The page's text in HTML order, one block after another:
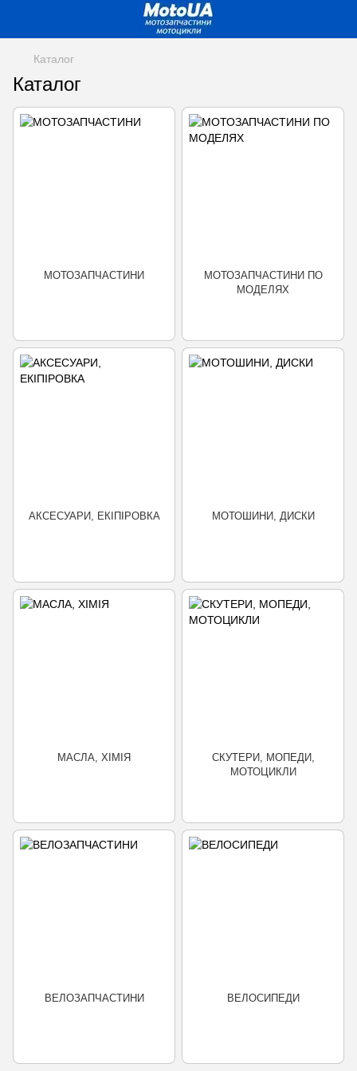
Каталог
Каталог
МОТОЗАПЧАСТИНИ
МОТОЗАПЧАСТИНИ ПО
МОДЕЛЯХ
АКСЕСУАРИ, ЕКІПІРОВКА МОТОШИНИ, ДИСКИ
МАСЛА, ХІМІЯ
СКУТЕРИ, МОПЕДИ,
МОТОЦИКЛИ
ВЕЛОЗАПЧАСТИНИ ВЕЛОСИПЕДИ